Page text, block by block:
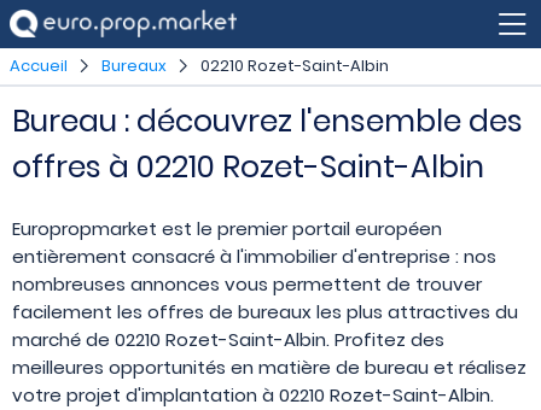
Accueil Bureaux 02210 Rozet-Saint-Albin
Bureau : découvrez l'ensemble des
offres à 02210 Rozet-Saint-Albin
Europropmarket est le premier portail européen
entièrement consacré à l'immobilier d'entreprise : nos
nombreuses annonces vous permettent de trouver
facilement les offres de bureaux les plus attractives du
marché de 02210 Rozet-Saint-Albin. Profitez des
meilleures opportunités en matière de bureau et réalisez
votre projet d'implantation à 02210 Rozet-Saint-Albin.